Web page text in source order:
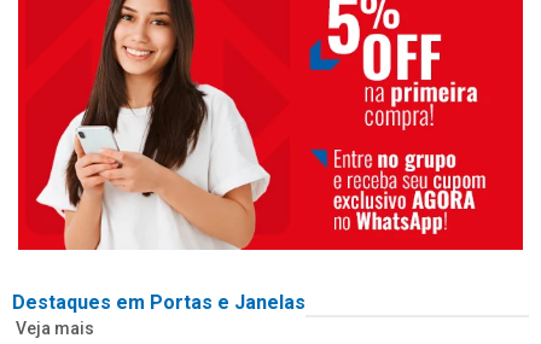
Destaques em Portas e Janelas
Veja mais